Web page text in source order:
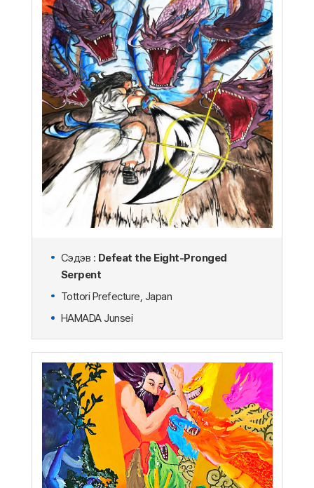
Сэдэв : Defeat the Eight-Pronged
Serpent
Tottori Prefecture, Japan
HAMADA Junsei